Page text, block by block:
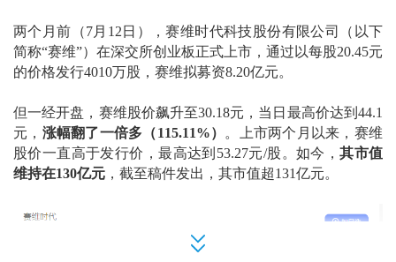
两个月前（7月12日），赛维时代科技股份有限公司 （ 以下
简称“赛维”） 在深交所创业板正式 上市 ， 通过以每股20.45元
的价格发行4010万股， 赛维拟募资8.20亿元。
但一经开盘，赛维股价飙升至30.18元， 当日最高价达到44.1
元， 涨幅翻了一倍多（115.11%）
。上市两个月以来，赛维
股价一直高于发行价，最高达到 53.27元/股。如今，其市值
维持在130亿元 ， 截至稿件发出，其市值超131亿元。